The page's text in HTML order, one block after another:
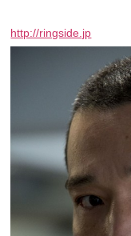
http://ringside.jp